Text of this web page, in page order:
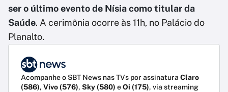
ser o último evento de Nísia como titular da
Saúde. A cerimônia ocorre às 11h, no Palácio do
Planalto.
Acompanhe o SBT News nas TVs por assinatura Claro
(586), Vivo (576), Sky (580) eOi (175), via streaming